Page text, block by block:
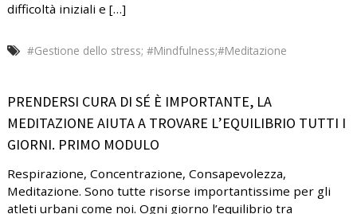
difficoltà iniziali e […]
#Gestione dello stress; #Mindfulness;#Meditazione
PRENDERSI CURA DI SÉ È IMPORTANTE, LA
MEDITAZIONE AIUTA A TROVARE L’EQUILIBRIO TUTTI I
GIORNI. PRIMO MODULO
Respirazione, Concentrazione, Consapevolezza,
Meditazione. Sono tutte risorse importantissime per gli
atleti urbani come noi. Ogni giorno l’equilibrio tra